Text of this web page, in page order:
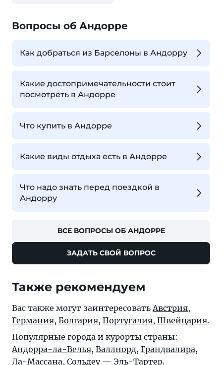
Вопросы об Андорре
Как добраться из Барселоны в Андорру
Какие достопримечательности стоит
посмотреть в Андорре
Что купить в Андорре
Какие виды отдыха есть в Андорре
Что надо знать перед поездкой в
Андорру
ВСЕ ВОПРОСЫ ОБ АНДОРРЕ
ЗАДАТЬ СВОЙ ВОПРОС
Также рекомендуем
Вас также могут заинтересоватьАвстрия,
Германия, Болгария, Португалия, Швейцария.
Популярные города и курорты страны:
Андорра-ла-Велья, Валлнорд, Грандвалира,
Ла-Массана, Сольдеу — Эль-Тартер.